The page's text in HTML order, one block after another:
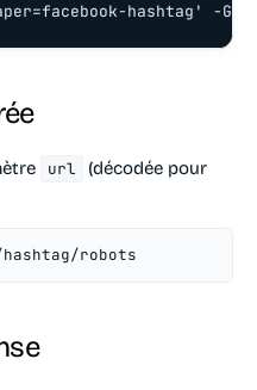
hashtag' -G
url
(décodée pour
robots